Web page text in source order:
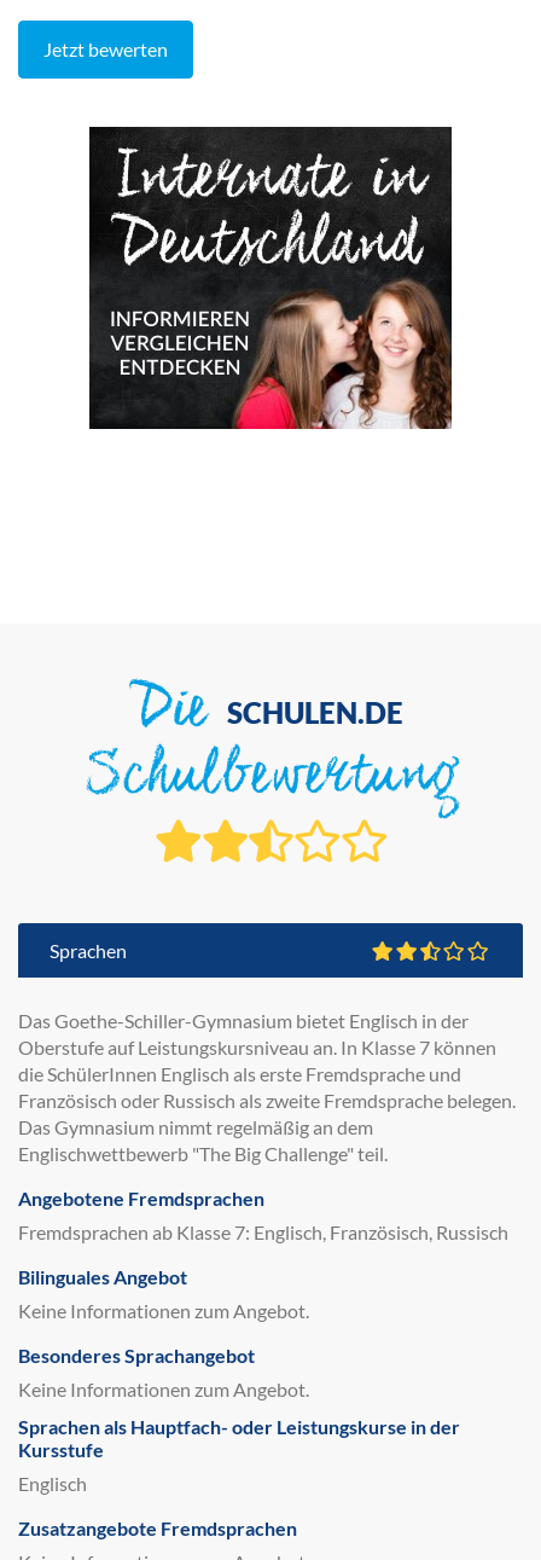
Jetzt bewerten
Die SCHULEN.DE
Schulbewertung
Sprachen
Das Goethe-Schiller-Gymnasium bietet Englisch in der
Oberstufe auf Leistungskursniveau an. In Klasse 7 können
die SchülerInnen Englisch als erste Fremdsprache und
Französisch oder Russisch als zweite Fremdsprache belegen.
Das Gymnasium nimmt regelmäßig an dem
Englischwettbewerb "The Big Challenge" teil.
Angebotene Fremdsprachen
Fremdsprachen ab Klasse 7: Englisch, Französisch, Russisch
Bilinguales Angebot
Keine Informationen zum Angebot.
Besonderes Sprachangebot
Keine Informationen zum Angebot.
Sprachen als Hauptfach- oder Leistungskurse in der
Kursstufe
Englisch
Zusatzangebote Fremdsprachen